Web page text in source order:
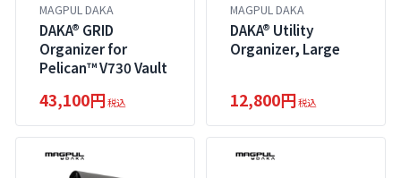
MAGPUL DAKA
DAKA® GRID
Organizer for
Pelican™ V730 Vault
43,100円税込
MAGPUL DAKA
DAKA® Utility
Organizer, Large
12,800円税込